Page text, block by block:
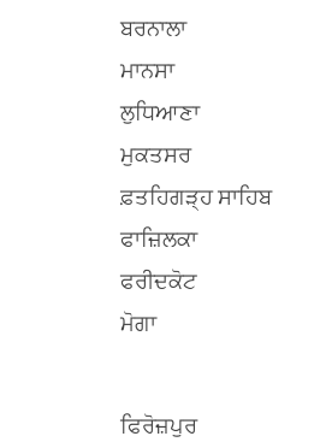
ਬਰਨਾਲਾ
ਮਾਨਸਾ
ਲੁਧਿਆਣਾ
ਮੁਕਤਸਰ
ਫ਼ਤਹਿਗੜ੍ਹ ਸਾਹਿਬ
ਫਾਜ਼ਿਲਕਾ
ਫਰੀਦਕੋਟ
ਮੋਗਾ
ਫਿਰੋਜ਼ਪੁਰ